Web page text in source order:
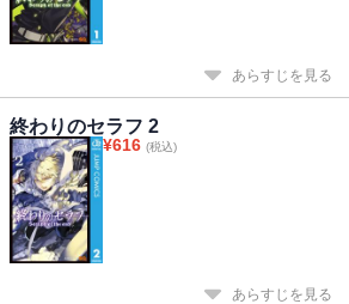
あらすじを見る
終わりのセラフ 2
¥616 (税込)
あらすじを見る